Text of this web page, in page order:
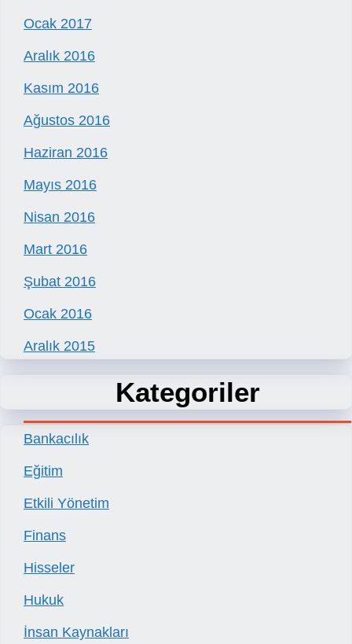
Ocak 2017
Aralık 2016
Kasım 2016
Ağustos 2016
Haziran 2016
Mayıs 2016
Nisan 2016
Mart 2016
Şubat 2016
Ocak 2016
Aralık 2015
Kategoriler
Bankacılık
Eğitim
Etkili Yönetim
Finans
Hisseler
Hukuk
İnsan Kaynakları